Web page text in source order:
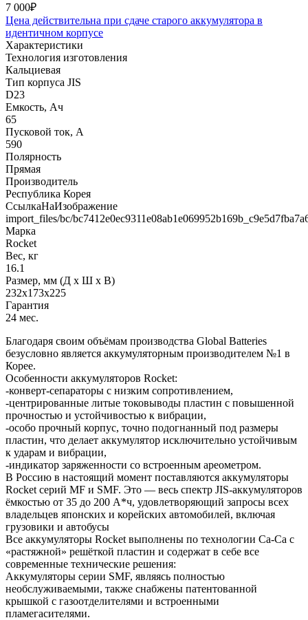
7 000₽
Цена действительна при сдаче старого аккумулятора в
идентичном корпусе
Характеристики
Технология изготовления
Кальциевая
Тип корпуса JIS
D23
Емкость, Ач
65
Пусковой ток, А
590
Полярность
Прямая
Производитель
Республика Корея
СсылкаНаИзображение
import_files/bc/
Марка
Rocket
Вес, кг
16.1
Размер, мм (Д x Ш x В)
232x173x225
Гарантия
24 мес.
Благодаря своим объёмам производства Global Batteries
безусловно является аккумуляторным производителем №1 в
Корее.
Особенности аккумуляторов Rocket:
-конверт-сепараторы с низким сопротивлением,
-центрированные литые токовыводы пластин с повышенной
прочностью и устойчивостью к вибрации,
-особо прочный корпус, точно подогнанный под размеры
пластин, что делает аккумулятор исключительно устойчивым
к ударам и вибрации,
-индикатор заряженности со встроенным ареометром.
В Россию в настоящий момент поставляются аккумуляторы
Rocket серий MF и SMF. Это — весь спектр JIS-аккумуляторов
ёмкостью от 35 до 200 А*ч, удовлетворяющий запросы всех
владельцев японских и корейских автомобилей, включая
грузовики и автобусы
Все аккумуляторы Rocket выполнены по технологии Ca-Ca c
«растяжной» решёткой пластин и содержат в себе все
современные технические решения:
Аккумуляторы серии SMF, являясь полностью
необслуживаемыми, также снабжены патентованной
крышкой с газоотделителями и встроенными
пламегасителями.